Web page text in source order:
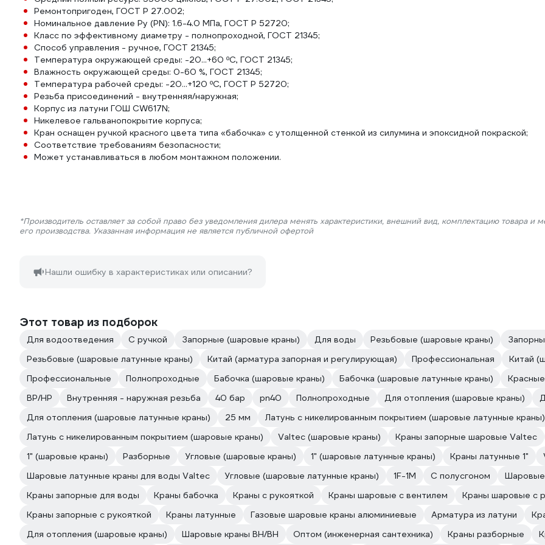
Ремонтопригоден, ГОСТ Р 27.002;
Номинальное давление Pу (PN): 1.6-4.0 МПа, ГОСТ Р 52720;
Класс по эффективному диаметру - полнопроходной, ГОСТ 21345;
Способ управления - ручное, ГОСТ 21345;
Температура окружающей среды: -20...+60 ºС, ГОСТ 21345;
Влажность окружающей среды: 0-60 %, ГОСТ 21345;
Температура рабочей среды: -20...+120 ºС, ГОСТ Р 52720;
Резьба присоединений - внутренняя/наружная;
Корпус из латуни ГОШ CW617N;
Никелевое гальванопокрытие корпуса;
Кран оснащен ручкой красного цвета типа «бабочка» с утолщенной стенкой из силумина и эпоксидной покраской;
Соответствие требованиям безопасности;
Может устанавливаться в любом монтажном положении.
*Производитель оставляет за собой право без уведомления дилера менять характеристики, внешний вид, комплектацию товара и
его производства. Указанная информация не является публичной офертой
Нашли ошибку в характеристиках или описании?
Этот товар из подборок
Для водоотведения С ручкой Запорные (шаровые краны) Для воды Резьбовые (шаровые краны)
Резьбовые (шаровые латунные краны)
Китай (арматура запорная и регулирующая) Профессиональная
Китай
Профессиональные
Полнопроходные Бабочка (шаровые краны) Бабочка (шаровые латунные краны)
ВР/НР
Внутренняя - наружная резьба 40 бар pn40 Полнопроходные Для отопления (шаровые краны)
Для отопления (шаровые латунные краны)
25 мм
Латунь с никелированным покрытием (шаровые латунные краны)
Латунь с никелированным покрытием (шаровые краны)
Valtec (шаровые краны)
Краны запорные шаровые Valtec
1" (шаровые краны)
Разборные Угловые (шаровые краны) 1" (шаровые латунные краны) Краны латунные 1"
Шаровые латунные краны для воды Valtec
Угловые (шаровые латунные краны) 1F-1M С полусгоном
Шаровые
Краны запорные для воды
Краны бабочка Краны с рукояткой Краны шаровые с вентилем
Краны шаровые с
Краны запорные с рукояткой
Краны латунные Газовые шаровые краны алюминиевые Арматура из латуни
Для отопления (шаровые краны)
Шаровые краны ВН/ВН Оптом (инженерная сантехника) Краны разборные